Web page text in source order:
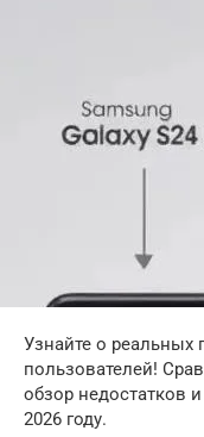
Узнайте о реальных
пользователей!
обзор недостатков
2026 году.